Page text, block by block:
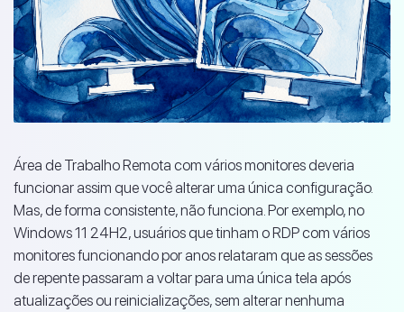
Área de Trabalho Remota com vários monitores deveria
funcionar assim que você alterar uma única configuração.
Mas, de forma consistente, não funciona. Por exemplo, no
Windows 11 24H2, usuários que tinham o RDP com vários
monitores funcionando por anos relataram que as sessões
de repente passaram a voltar para uma única tela após
atualizações ou reinicializações, sem alterar nenhuma